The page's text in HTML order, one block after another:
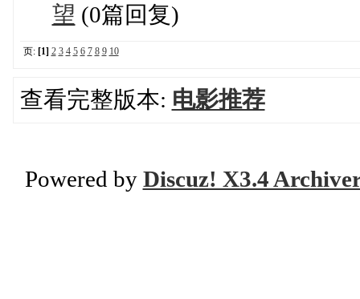
望 (0篇回复)
页: [1] 2 3 4 5 6 7 8 9 10
查看完整版本: 电影推荐
Powered by Discuz! X3.4